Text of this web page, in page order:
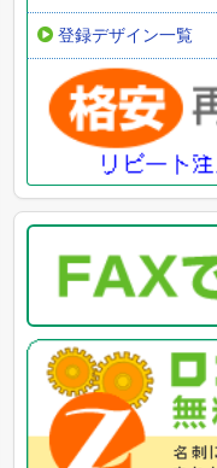
登録デザイン一覧